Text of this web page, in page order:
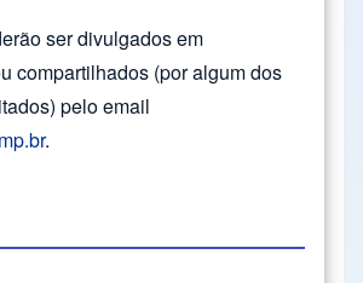
ser divulgados em
compartilhados (por algum dos
pelo email
.